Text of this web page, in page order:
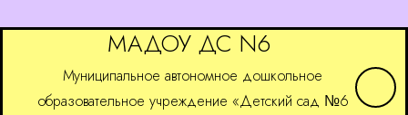
МАДОУ ДС N6
Муниципальное автономное дошкольное
образовательное учреждение «Детский сад №6